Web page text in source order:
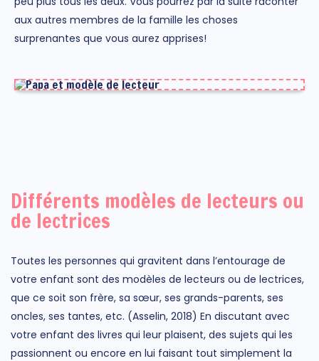
aux autres membres de la famille les choses
surprenantes que vous aurez apprises!
Différents modèles de lecteurs ou
de lectrices
Toutes les personnes qui gravitent dans l’entourage de
votre enfant sont des modèles de lecteurs ou de lectrices,
que ce soit son frère, sa sœur, ses grands-parents, ses
oncles, ses tantes, etc. (Asselin, 2018) En discutant avec
votre enfant des livres qui leur plaisent, des sujets qui les
passionnent ou encore en lui faisant tout simplement la